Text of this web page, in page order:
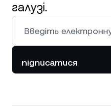
галузі.
підписатися